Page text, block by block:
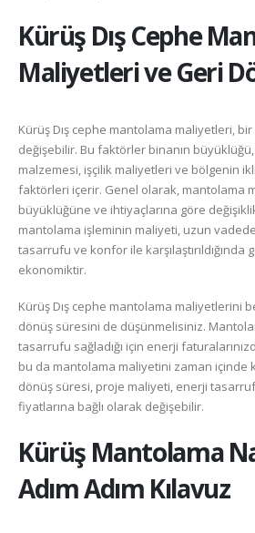
Kürüş Dış Cephe
Maliyetleri ve Geri
Kürüş Dış cephe mantolama maliyetleri,
değişebilir. Bu faktörler binanın
malzemesi, işçilik maliyetleri ve bölgenin
faktörleri içerir. Genel olarak, mantolama
büyüklüğüne ve ihtiyaçlarına göre
mantolama işleminin maliyeti, uzun
tasarrufu ve konfor ile karşılaştırıldığında
ekonomiktir.
Kürüş Dış cephe mantolama maliyetlerini
dönüş süresini de düşünmelisiniz.
tasarrufu sağladığı için enerji
bu da mantolama maliyetini zaman içinde
dönüş süresi, proje maliyeti, enerji
fiyatlarına bağlı olarak değişebilir.
Kürüş Mantolama
Adım Adım Kılavuz